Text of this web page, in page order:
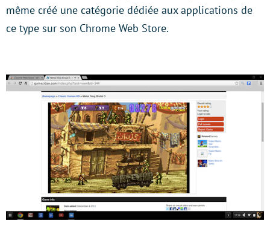
même créé une catégorie dédiée aux applications de
ce type sur son Chrome Web Store.